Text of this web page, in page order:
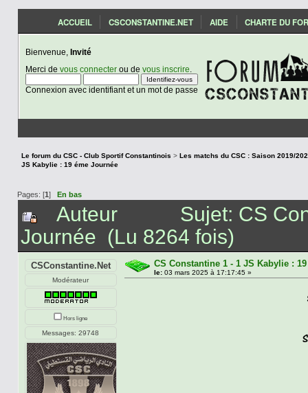
ACCUEIL CSCONSTANTINE.NET AIDE CHARTE DU
Bienvenue, Invité
Merci de vous connecterou de vous inscrire
Connexion avec identifiant et un mot de passe
Le forum du CSC - Club Sportif Constantinois >
JS Kabylie : 19 éme Journée
Pages: [1] En bas
Auteur
Sujet: CS
Journée (Lu 8264 fois)
CSConstantine.Net
Modérateur
Hors ligne
Messages: 29748
CS Constantine 1 - 1 JS Kabylie :
le: 03 mars 2025 à 17:17:45 »